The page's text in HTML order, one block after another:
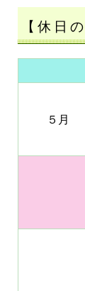
【休日
５月
４日
５日